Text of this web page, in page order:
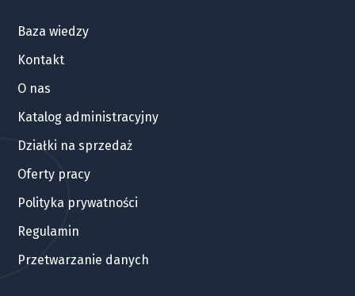
Baza wiedzy
Kontakt
O nas
Katalog administracyjny
Działki na sprzedaż
Oferty pracy
Polityka prywatności
Regulamin
Przetwarzanie danych